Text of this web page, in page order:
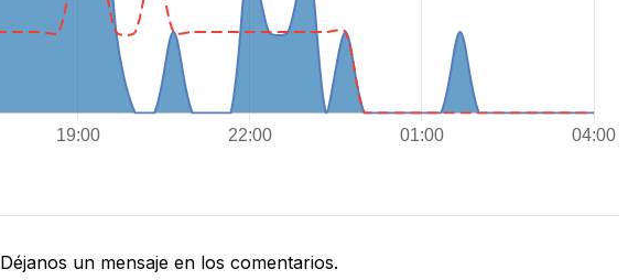
Déjanos un mensaje en los comentarios.